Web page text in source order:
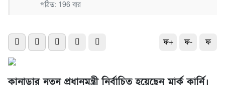
পঠিত: 196 বার
ফ+ ফ- ফ
কানাডার নতুন প্রধানমন্ত্রী নির্বাচিত হয়েছেন মার্ক কার্নি।